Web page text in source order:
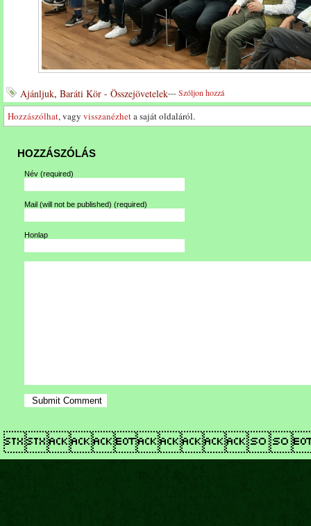
Ajánljuk, Baráti Kör - Összejövetelek---Szóljon hozzá
Hozzászólhat, vagy visszanézheta saját oldaláról.
HOZZÁSZÓLÁS
Név (required)
Mail (will not be published) (required)
Honlap